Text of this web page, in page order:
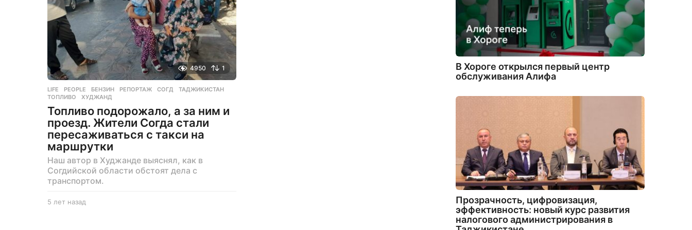
4950 1
LIFE ,PEOPLE БЕНЗИН ,РЕПОРТАЖ ,СОГД ,ТАДЖИКИСТАН
ТОПЛИВО
,ХУДЖАНД
Топливо подорожало, а за ним и
проезд. Жители Согда стали
пересаживаться с такси на
маршрутки
Наш автор в Худжанде выяснял, как в
Согдийской области обстоят дела с
транспортом.
5 лет назад
В Хороге открылся первый центр
обслуживания Алифа
Прозрачность, цифровизация,
эффективность: новый курс развития
налогового администрирования в